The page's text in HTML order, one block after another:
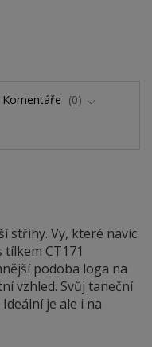
Komentáře
0
střihy. Vy, které navíc
CT171
podoba loga na
vzhled. Svůj taneční
je ale i na